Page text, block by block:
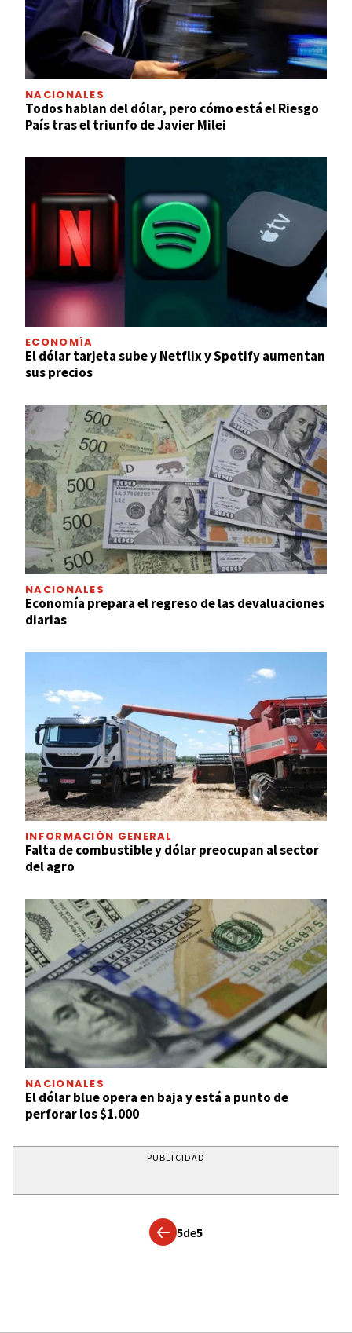
NACIONALES
Todos hablan del dólar, pero cómo está el Riesgo
País tras el triunfo de Javier Milei
ECONOMÍA
El dólar tarjeta sube y Netflix y Spotify aumentan
sus precios
NACIONALES
Economía prepara el regreso de las devaluaciones
diarias
INFORMACIÓN GENERAL
Falta de combustible y dólar preocupan al sector
del agro
NACIONALES
El dólar blue opera en baja y está a punto de
perforar los $1.000
PUBLICIDAD
5de5